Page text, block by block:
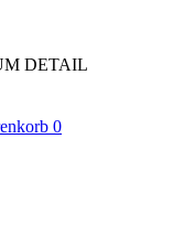
DETAIL
0